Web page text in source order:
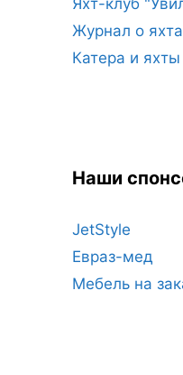
Яхт-клуб
Журнал о
Катера и яхты
Наши
JetStyle
Евраз-мед
Мебель на